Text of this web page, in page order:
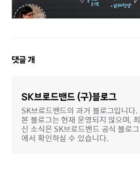
댓
댓글개
SK브로드밴드 (구)블로그
SK브로드밴드의 과거 블로그입니다.
본 블로그는 현재 운영되지 않으며, 최
신 소식은 SK브로드밴드 공식 블로그
에서 확인하실 수 있습니다.